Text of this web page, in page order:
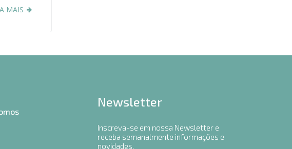
MAIS
Newsletter
Inscreva-se em nossa Newsletter e
receba semanalmente informações e
novidades.